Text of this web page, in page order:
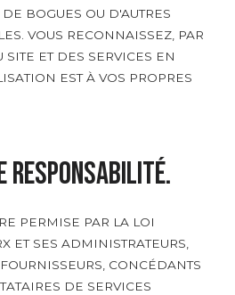
BOGUES OU D'AUTRES
VOUS RECONNAISSEZ, PAR
SITE ET DES SERVICES EN
EST À VOS PROPRES
responsabilité.
PERMISE PAR LA LOI
ET SES ADMINISTRATEURS,
CONCÉDANTS
DE SERVICES